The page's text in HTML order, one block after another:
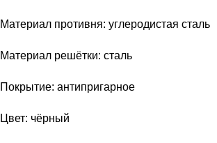
Материал противня: углеродистая сталь
Материал решётки: сталь
Покрытие: антипригарное
Цвет: чёрный